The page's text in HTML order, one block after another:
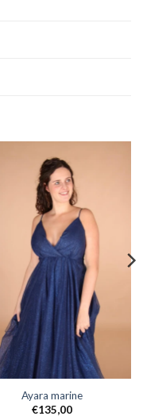
Ayara marine
€135,00